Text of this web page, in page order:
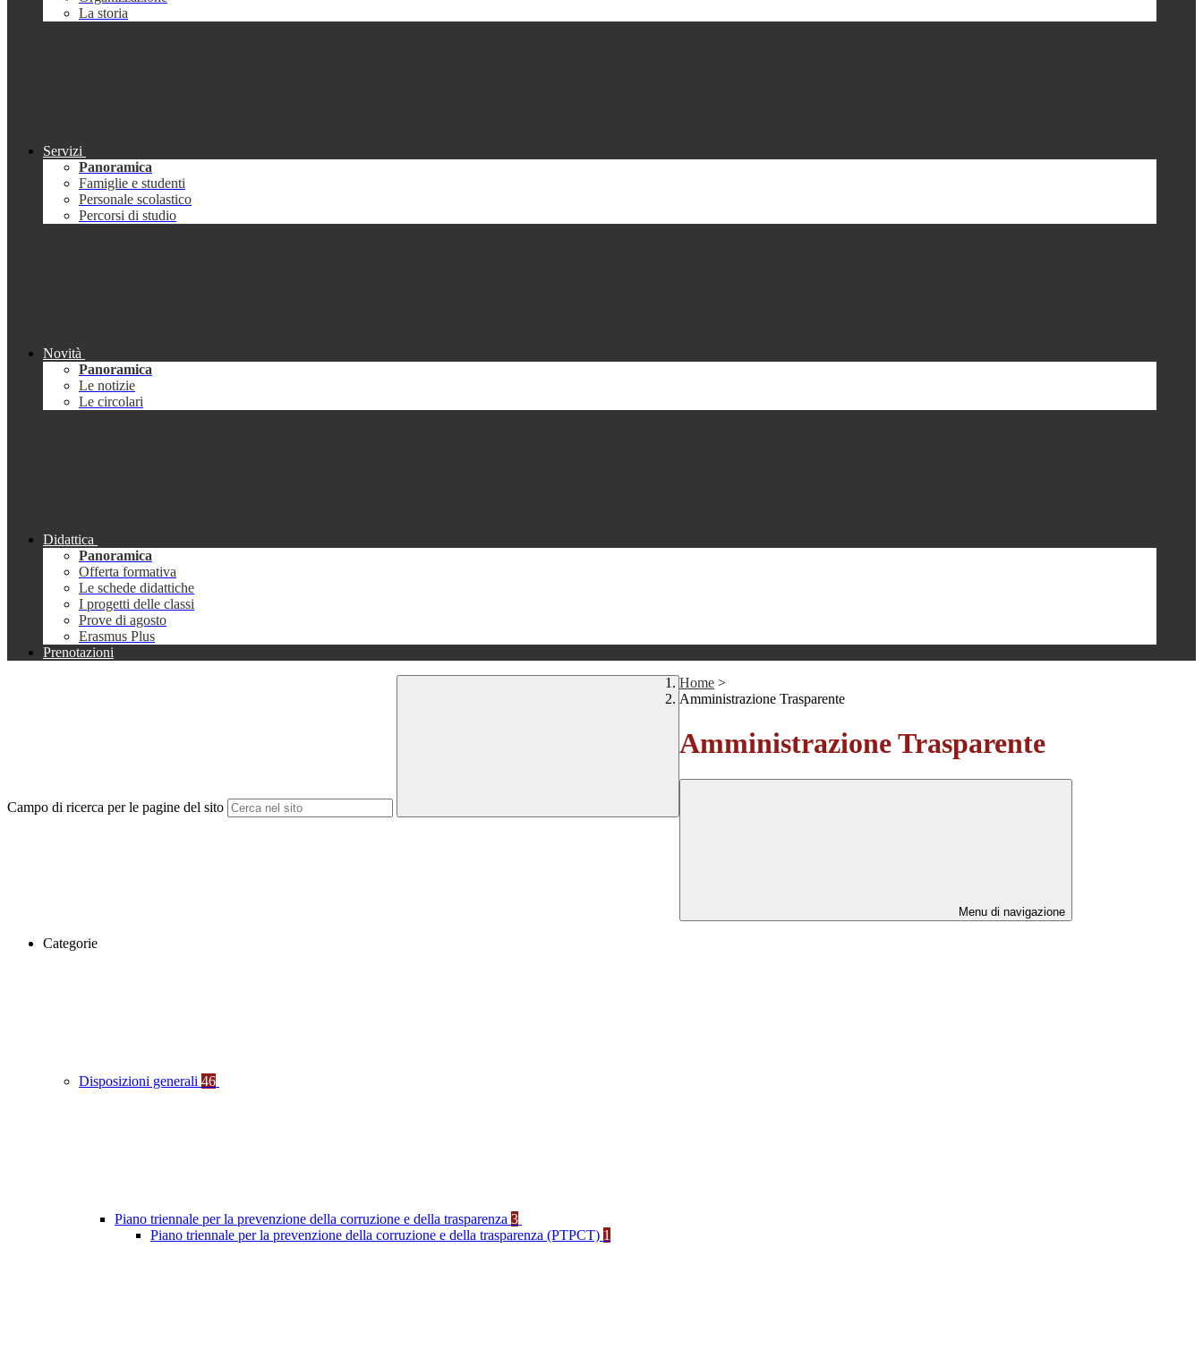
La storia
Servizi
Panoramica
Famiglie e studenti
Personale scolastico
Percorsi di studio
Novità
Panoramica
Le notizie
Le circolari
Didattica
Panoramica
Offerta formativa
Le schede didattiche
I progetti delle classi
Prove di agosto
Erasmus Plus
Prenotazioni
Campo di ricerca per le pagine del sito
Home >
Amministrazione Trasparente
Amministrazione Trasparente
Menu di navigazione
Categorie
Disposizioni generali 46
Piano triennale per la prevenzione della corruzione e della trasparenza 3
Piano triennale per la prevenzione della corruzione e della trasparenza (PTPCT) 1